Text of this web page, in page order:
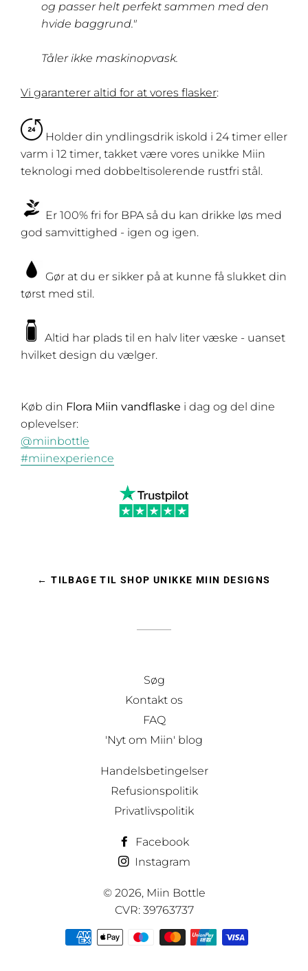
og passer helt perfekt sammen med den
hvide baggrund."
Tåler ikke maskinopvask.
Vi garanterer altid for at vores flasker:
Holder din yndlingsdrik iskold i 24 timer eller
varm i 12 timer, takket være vores unikke Miin
teknologi med dobbeltisolerende rustfri stål.
Er 100% fri for BPA så du kan drikke løs med
god samvittighed - igen og igen.
Gør at du er sikker på at kunne få slukket din
tørst med stil.
Altid har plads til en halv liter væske - uanset
hvilket design du vælger.
Køb din Flora Miin vandflaske i dag og del dine
oplevelser:
@miinbottle
#miinexperience
← TILBAGE TIL SHOP UNIKKE MIIN DESIGNS
Søg
Kontakt os
FAQ
'Nyt om Miin' blog
Handelsbetingelser
Refusionspolitik
Privatlivspolitik
Facebook
Instagram
© 2026, Miin Bottle
CVR: 39763737
Betalingsmetoder